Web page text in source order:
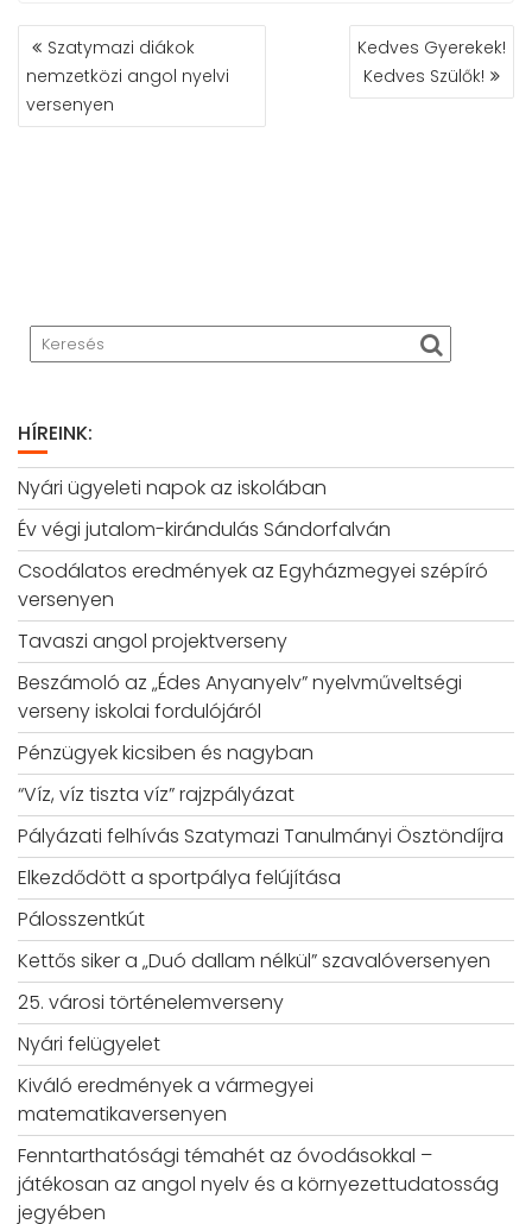
BEJEGYZÉS
NAVIGÁCIÓ
Szatymazi diákok
nemzetközi angol nyelvi
versenyen
Kedves Gyerekek!
Kedves Szülők!
HÍREINK:
Nyári ügyeleti napok az iskolában
Év végi jutalom-kirándulás Sándorfalván
Csodálatos eredmények az Egyházmegyei szépíró
versenyen
Tavaszi angol projektverseny
Beszámoló az „Édes Anyanyelv” nyelvműveltségi
verseny iskolai fordulójáról
Pénzügyek kicsiben és nagyban
“Víz, víz tiszta víz” rajzpályázat
Pályázati felhívás Szatymazi Tanulmányi Ösztöndíjra
Elkezdődött a sportpálya felújítása
Pálosszentkút
Kettős siker a „Duó dallam nélkül” szavalóversenyen
25. városi történelemverseny
Nyári felügyelet
Kiváló eredmények a vármegyei
matematikaversenyen
Fenntarthatósági témahét az óvodásokkal –
játékosan az angol nyelv és a környezettudatosság
jegyében